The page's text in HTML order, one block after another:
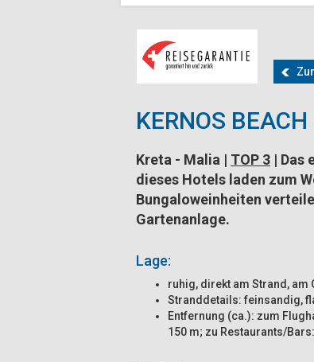
KERNOS
Kreta - Malia | TOP 3 | Das
dieses Hotels laden zum
Bungaloweinheiten
Gartenanlage.
Lage:
ruhig, direkt am Strand, am
Stranddetails: feinsandig,
Entfernung (ca.): zum
150 m; zu Restaurants/